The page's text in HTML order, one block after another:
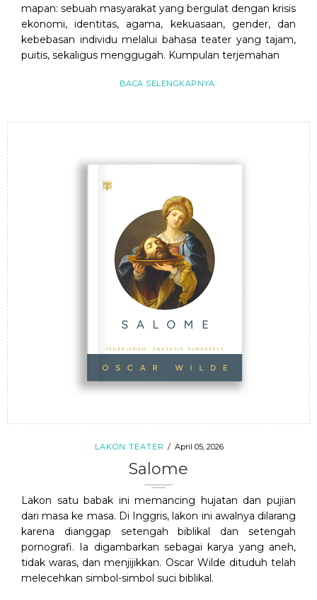
mapan: sebuah masyarakat yang bergulat dengan krisis
ekonomi, identitas, agama, kekuasaan, gender, dan
kebebasan individu melalui bahasa teater yang tajam,
puitis, sekaligus menggugah. Kumpulan terjemahan
BACA SELENGKAPNYA
LAKON TEATER April 05, 2026
Salome
Lakon satu babak ini memancing hujatan dan pujian
dari masa ke masa. Di Inggris, lakon ini awalnya dilarang
karena dianggap setengah biblikal dan setengah
pornografi. Ia digambarkan sebagai karya yang aneh,
tidak waras, dan menjijikkan. Oscar Wilde dituduh telah
melecehkan simbol-simbol suci biblikal.